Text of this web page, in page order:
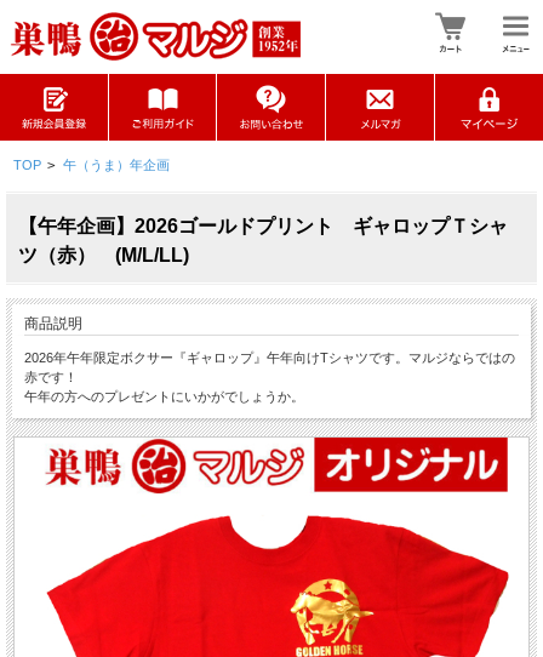
TOP > 午（うま）年企画
【午年企画】2026ゴールドプリント ギャロップＴシャ
ツ（赤） (M/L/LL)
商品説明
2026年午年限定ボクサー『ギャロップ』午年向けTシャツです。マルジならではの
赤です！
午年の方へのプレゼントにいかがでしょうか。